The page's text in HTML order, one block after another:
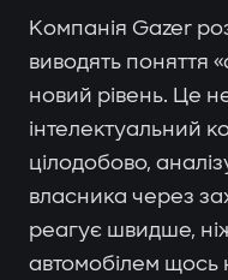
Компанія Gazer
виводять поняття
новий рівень. Це
інтелектуальний
цілодобово,
власника через
реагує швидше,
автомобілем щось